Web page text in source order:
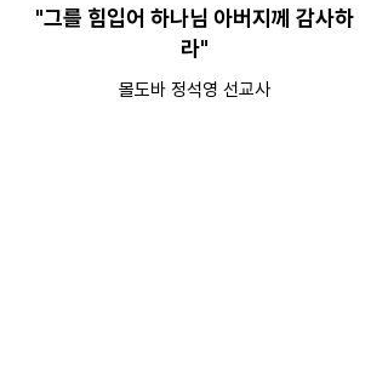
"그를 힘입어 하나님 아버지께 감사하
라"
몰도바 정석영 선교사